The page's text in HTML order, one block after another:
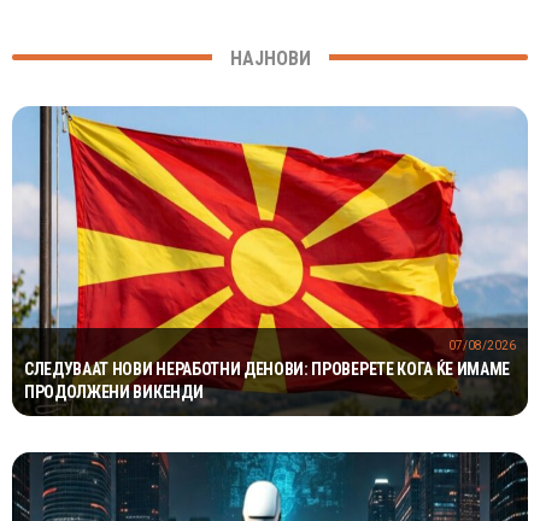
НАЈНОВИ
СЛЕДУВААТ НОВИ НЕРАБОТНИ ДЕНОВИ: ПРОВЕРЕТЕ КОГА ЌЕ ИМАМЕ
ПРОДОЛЖЕНИ ВИКЕНДИ
07/08/2026